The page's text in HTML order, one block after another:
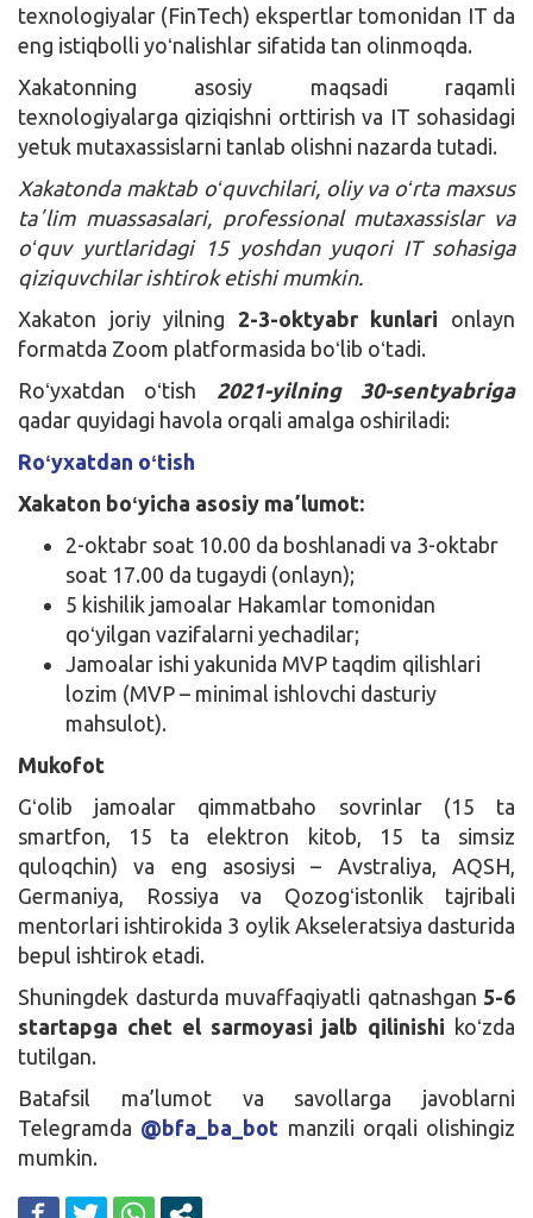
texnologiyalar (FinTech) ekspertlar tomonidan IT da
eng istiqbolli yoʻnalishlar sifatida tan olinmoqda.
Xakatonning asosiy maqsadi raqamli
texnologiyalarga qiziqishni orttirish va IT sohasidagi
yetuk mutaxassislarni tanlab olishni nazarda tutadi.
Xakatonda maktab oʻquvchilari, oliy va oʻrta maxsus
taʼlim muassasalari, professional mutaxassislar va
oʻquv yurtlaridagi 15 yoshdan yuqori IT sohasiga
qiziquvchilar ishtirok etishi mumkin.
Xakaton joriy yilning 2-3-oktyabr kunlari onlayn
formatda Zoom platformasida boʻlib oʻtadi.
Roʻyxatdan oʻtish 2021-yilning 30-sentyabriga
qadar quyidagi havola orqali amalga oshiriladi:
Roʻyxatdan oʻtish
Xakaton boʻyicha asosiy maʼlumot:
2-oktabr soat 10.00 da boshlanadi va 3-oktabr
soat 17.00 da tugaydi (onlayn);
5 kishilik jamoalar Hakamlar tomonidan
qoʻyilgan vazifalarni yechadilar;
Jamoalar ishi yakunida MVP taqdim qilishlari
lozim (MVP – minimal ishlovchi dasturiy
mahsulot).
Mukofot
Gʻolib jamoalar qimmatbaho sovrinlar (15 ta
smartfon, 15 ta elektron kitob, 15 ta simsiz
quloqchin) va eng asosiysi – Avstraliya, AQSH,
Germaniya, Rossiya va Qozogʻistonlik tajribali
mentorlari ishtirokida 3 oylik Akseleratsiya dasturida
bepul ishtirok etadi.
Shuningdek dasturda muvaffaqiyatli qatnashgan 5-6
startapga chet el sarmoyasi jalb qilinishi koʻzda
tutilgan.
Batafsil ma’lumot va savollarga javoblarni
Telegramda @bfa_ba_bot manzili orqali olishingiz
mumkin.